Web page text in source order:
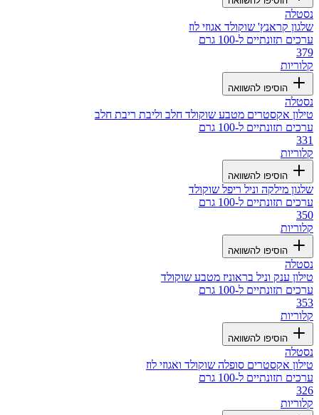
נסטלה
שלגון קראנץ' שוקולד אגוזי לוז
ערכים תזונתיים ל-100 גרם
379
קלוריות
הוסיפו להשוואה
נסטלה
טילון אקסטרים מטבע שוקולד חלב וליבת ריבת חלב
ערכים תזונתיים ל-100 גרם
331
קלוריות
הוסיפו להשוואה
שלגון מילקה וניל ריפל שוקולד
ערכים תזונתיים ל-100 גרם
350
קלוריות
הוסיפו להשוואה
נסטלה
טילון ענק וניל בראוניז מטבע שוקולד
ערכים תזונתיים ל-100 גרם
353
קלוריות
הוסיפו להשוואה
נסטלה
טילון אקסטרים סופלה שוקולד ואגוזי לוז
ערכים תזונתיים ל-100 גרם
326
קלוריות